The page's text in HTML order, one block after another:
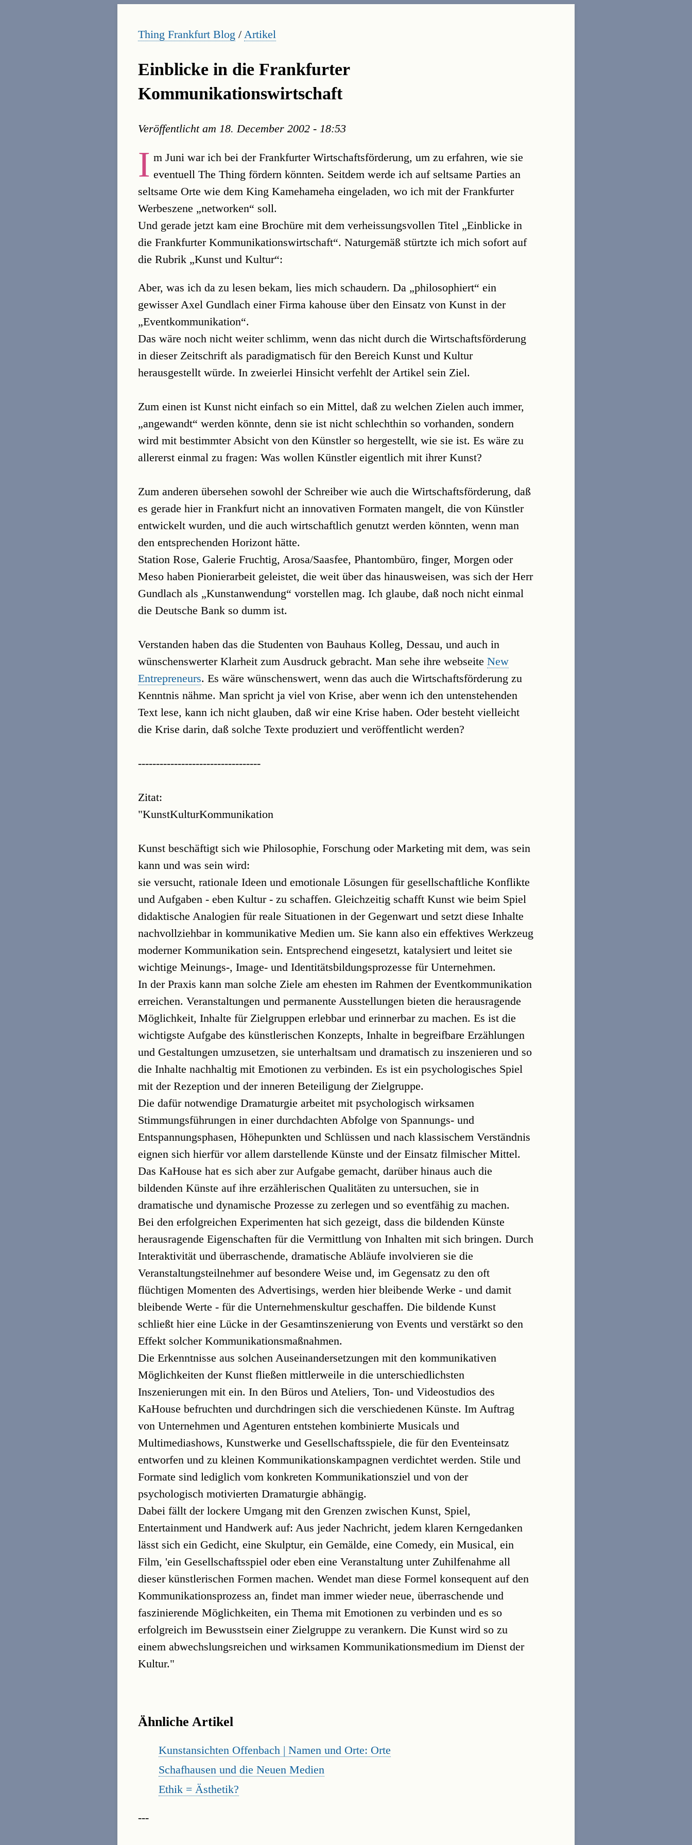
Thing Frankfurt Blog / Artikel
Einblicke in die Frankfurter
Kommunikationswirtschaft
Veröffentlicht am 18. December 2002 - 18:53
I m Juni war ich bei der Frankfurter Wirtschaftsförderung, um zu erfahren, wie sie
eventuell The Thing fördern könnten. Seitdem werde ich auf seltsame Parties an
seltsame Orte wie dem King Kamehameha eingeladen, wo ich mit der Frankfurter
Werbeszene „networken“ soll.
Und gerade jetzt kam eine Brochüre mit dem verheissungsvollen Titel „Einblicke in
die Frankfurter Kommunikationswirtschaft“. Naturgemäß stürtzte ich mich sofort auf
die Rubrik „Kunst und Kultur“:
Aber, was ich da zu lesen bekam, lies mich schaudern. Da „philosophiert“ ein
gewisser Axel Gundlach einer Firma kahouse über den Einsatz von Kunst in der
„Eventkommunikation“.
Das wäre noch nicht weiter schlimm, wenn das nicht durch die Wirtschaftsförderung
in dieser Zeitschrift als paradigmatisch für den Bereich Kunst und Kultur
herausgestellt würde. In zweierlei Hinsicht verfehlt der Artikel sein Ziel.
Zum einen ist Kunst nicht einfach so ein Mittel, daß zu welchen Zielen auch immer,
„angewandt“ werden könnte, denn sie ist nicht schlechthin so vorhanden, sondern
wird mit bestimmter Absicht von den Künstler so hergestellt, wie sie ist. Es wäre zu
allererst einmal zu fragen: Was wollen Künstler eigentlich mit ihrer Kunst?
Zum anderen übersehen sowohl der Schreiber wie auch die Wirtschaftsförderung, daß
es gerade hier in Frankfurt nicht an innovativen Formaten mangelt, die von Künstler
entwickelt wurden, und die auch wirtschaftlich genutzt werden könnten, wenn man
den entsprechenden Horizont hätte.
Station Rose, Galerie Fruchtig, Arosa/Saasfee, Phantombüro, finger, Morgen oder
Meso haben Pionierarbeit geleistet, die weit über das hinausweisen, was sich der Herr
Gundlach als „Kunstanwendung“ vorstellen mag. Ich glaube, daß noch nicht einmal
die Deutsche Bank so dumm ist.
Verstanden haben das die Studenten von Bauhaus Kolleg, Dessau, und auch in
wünschenswerter Klarheit zum Ausdruck gebracht. Man sehe ihre webseite New
Entrepreneurs. Es wäre wünschenswert, wenn das auch die Wirtschaftsförderung zu
Kenntnis nähme. Man spricht ja viel von Krise, aber wenn ich den untenstehenden
Text lese, kann ich nicht glauben, daß wir eine Krise haben. Oder besteht vielleicht
die Krise darin, daß solche Texte produziert und veröffentlicht werden?
----------------------------------
Zitat:
"KunstKulturKommunikation
Kunst beschäftigt sich wie Philosophie, Forschung oder Marketing mit dem, was sein
kann und was sein wird:
sie versucht, rationale Ideen und emotionale Lösungen für gesellschaftliche Konflikte
und Aufgaben - eben Kultur - zu schaffen. Gleichzeitig schafft Kunst wie beim Spiel
didaktische Analogien für reale Situationen in der Gegenwart und setzt diese Inhalte
nachvollziehbar in kommunikative Medien um. Sie kann also ein effektives Werkzeug
moderner Kommunikation sein. Entsprechend eingesetzt, katalysiert und leitet sie
wichtige Meinungs-, Image- und Identitätsbildungsprozesse für Unternehmen.
In der Praxis kann man solche Ziele am ehesten im Rahmen der Eventkommunikation
erreichen. Veranstaltungen und permanente Ausstellungen bieten die herausragende
Möglichkeit, Inhalte für Zielgruppen erlebbar und erinnerbar zu machen. Es ist die
wichtigste Aufgabe des künstlerischen Konzepts, Inhalte in begreifbare Erzählungen
und Gestaltungen umzusetzen, sie unterhaltsam und dramatisch zu inszenieren und so
die Inhalte nachhaltig mit Emotionen zu verbinden. Es ist ein psychologisches Spiel
mit der Rezeption und der inneren Beteiligung der Zielgruppe.
Die dafür notwendige Dramaturgie arbeitet mit psychologisch wirksamen
Stimmungsführungen in einer durchdachten Abfolge von Spannungs- und
Entspannungsphasen, Höhepunkten und Schlüssen und nach klassischem Verständnis
eignen sich hierfür vor allem darstellende Künste und der Einsatz filmischer Mittel.
Das KaHouse hat es sich aber zur Aufgabe gemacht, darüber hinaus auch die
bildenden Künste auf ihre erzählerischen Qualitäten zu untersuchen, sie in
dramatische und dynamische Prozesse zu zerlegen und so eventfähig zu machen.
Bei den erfolgreichen Experimenten hat sich gezeigt, dass die bildenden Künste
herausragende Eigenschaften für die Vermittlung von Inhalten mit sich bringen. Durch
Interaktivität und überraschende, dramatische Abläufe involvieren sie die
Veranstaltungsteilnehmer auf besondere Weise und, im Gegensatz zu den oft
flüchtigen Momenten des Advertisings, werden hier bleibende Werke - und damit
bleibende Werte - für die Unternehmenskultur geschaffen. Die bildende Kunst
schließt hier eine Lücke in der Gesamtinszenierung von Events und verstärkt so den
Effekt solcher Kommunikationsmaßnahmen.
Die Erkenntnisse aus solchen Auseinandersetzungen mit den kommunikativen
Möglichkeiten der Kunst fließen mittlerweile in die unterschiedlichsten
Inszenierungen mit ein. In den Büros und Ateliers, Ton- und Videostudios des
KaHouse befruchten und durchdringen sich die verschiedenen Künste. Im Auftrag
von Unternehmen und Agenturen entstehen kombinierte Musicals und
Multimediashows, Kunstwerke und Gesellschaftsspiele, die für den Eventeinsatz
entworfen und zu kleinen Kommunikationskampagnen verdichtet werden. Stile und
Formate sind lediglich vom konkreten Kommunikationsziel und von der
psychologisch motivierten Dramaturgie abhängig.
Dabei fällt der lockere Umgang mit den Grenzen zwischen Kunst, Spiel,
Entertainment und Handwerk auf: Aus jeder Nachricht, jedem klaren Kerngedanken
lässt sich ein Gedicht, eine Skulptur, ein Gemälde, eine Comedy, ein Musical, ein
Film, 'ein Gesellschaftsspiel oder eben eine Veranstaltung unter Zuhilfenahme all
dieser künstlerischen Formen machen. Wendet man diese Formel konsequent auf den
Kommunikationsprozess an, findet man immer wieder neue, überraschende und
faszinierende Möglichkeiten, ein Thema mit Emotionen zu verbinden und es so
erfolgreich im Bewusstsein einer Zielgruppe zu verankern. Die Kunst wird so zu
einem abwechslungsreichen und wirksamen Kommunikationsmedium im Dienst der
Kultur."
Ähnliche Artikel
Kunstansichten Offenbach | Namen und Orte: Orte
Schafhausen und die Neuen Medien
Ethik = Ästhetik?
---